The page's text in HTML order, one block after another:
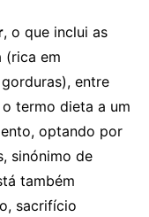
, o que inclui as
(rica em
entre
termo dieta a um
optando por
sinónimo de
também
sacrifício